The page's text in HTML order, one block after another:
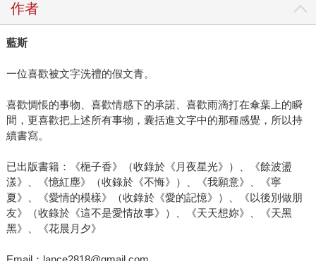
作者
藍斯
一位喜歡被文字洗禮的假文青。
喜歡惆悵的事物、喜歡情感下的承諾、喜歡雨滴打在傘葉上的瞬
間，更喜歡把上述所有事物，囊括進文字中的那種感覺，所以持
續書寫。
已出版書籍：《梔子香》（收錄於《月夜星光》）、《餘波盪
漾》、《憶紅塵》（收錄於《不悔》）、《我願意》、《寧
夏》、《愛情的模樣》（收錄於《愛的記憶》）、《以後別做朋
友》（收錄於《這不是愛情故事》）、《天天想妳》、《天黑
黑》、《花晨月夕》